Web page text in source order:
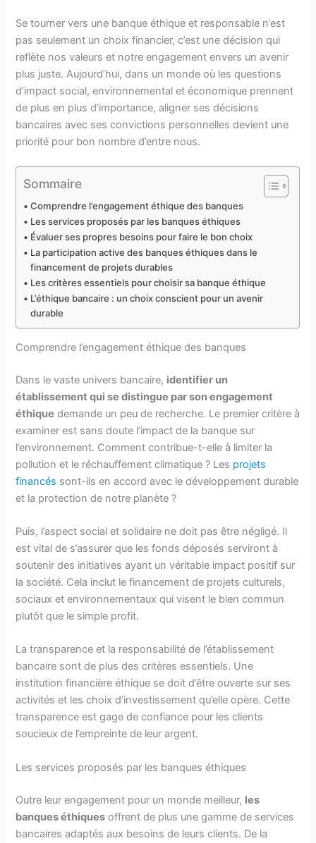
Se tourner vers une banque éthique et responsable n’est
pas seulement un choix financier, c’est une décision qui
reflète nos valeurs et notre engagement envers un avenir
plus juste. Aujourd’hui, dans un monde où les questions
d’impact social, environnemental et économique prennent
de plus en plus d’importance, aligner ses décisions
bancaires avec ses convictions personnelles devient une
priorité pour bon nombre d’entre nous.
Sommaire
Comprendre l’engagement éthique des banques
Les services proposés par les banques éthiques
Évaluer ses propres besoins pour faire le bon choix
La participation active des banques éthiques dans le
financement de projets durables
Les critères essentiels pour choisir sa banque éthique
L’éthique bancaire : un choix conscient pour un avenir
durable
Comprendre l’engagement éthique des banques
Dans le vaste univers bancaire, identifier un
établissement qui se distingue par son engagement
éthique demande un peu de recherche. Le premier critère à
examiner est sans doute l’impact de la banque sur
l’environnement. Comment contribue-t-elle à limiter la
pollution et le réchauffement climatique ? Les projets
financés sont-ils en accord avec le développement durable
et la protection de notre planète ?
Puis, l’aspect social et solidaire ne doit pas être négligé. Il
est vital de s’assurer que les fonds déposés serviront à
soutenir des initiatives ayant un véritable impact positif sur
la société. Cela inclut le financement de projets culturels,
sociaux et environnementaux qui visent le bien commun
plutôt que le simple profit.
La transparence et la responsabilité de l’établissement
bancaire sont de plus des critères essentiels. Une
institution financière éthique se doit d’être ouverte sur ses
activités et les choix d’investissement qu’elle opère. Cette
transparence est gage de confiance pour les clients
soucieux de l’empreinte de leur argent.
Les services proposés par les banques éthiques
Outre leur engagement pour un monde meilleur, les
banques éthiques offrent de plus une gamme de services
bancaires adaptés aux besoins de leurs clients. De la